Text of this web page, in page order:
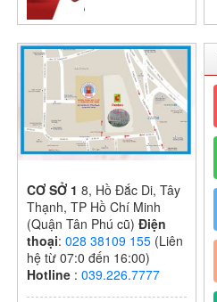
I – KHỐI THPT
NĂM HỌC:
2024 – 2025
CƠ SỞ 18, Hồ Đắc Di, Tây
Thạnh, TP Hồ Chí Minh
(Quận Tân Phú cũ) Điện
thoại:028 38109 155 (Liên
hệ từ 07:0 đến 16:00)
Hotline :039.226.7777